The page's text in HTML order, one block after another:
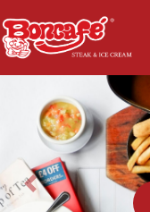
Previous